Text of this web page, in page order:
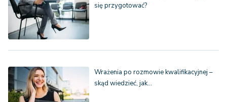
się przygotować?
Wrażenia po rozmowie kwalifikacyjnej –
skąd wiedzieć, jak…